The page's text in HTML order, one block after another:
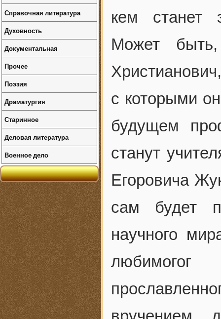
кем станет
Может
с которыми
будущем
станут
Егоровича
сам будет
научного
Справочная литература
Духовность
Документальная
Прочее
Поэзия
Драматургия
Старинное
Деловая литература
Военное дело